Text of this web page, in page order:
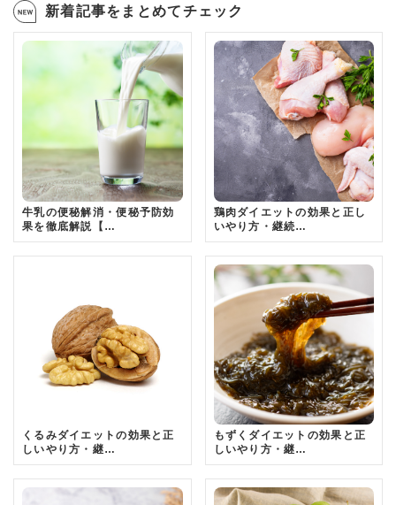
新着記事をまとめてチェック
牛乳の便秘解消・便秘予防効
果を徹底解説【…
鶏肉ダイエットの効果と正し
いやり方・継続…
くるみダイエットの効果と正
しいやり方・継…
もずくダイエットの効果と正
しいやり方・継…